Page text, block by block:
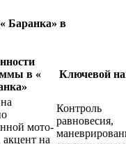
Баранка» в
в «
Ключевой
мото-
на
Контроль
равновесия,